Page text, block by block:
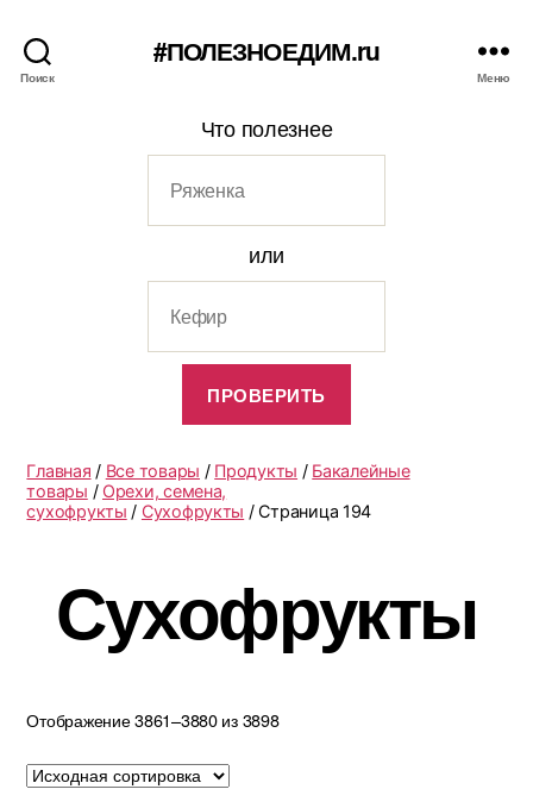
Поиск
#ПОЛЕЗНОЕДИМ.ru
Меню
Что полезнее
или
Главная / Все товары / Продукты / Бакалейные
товары / Орехи, семена,
сухофрукты / Сухофрукты / Страница 194
Сухофрукты
Отображение 3861–3880 из 3898